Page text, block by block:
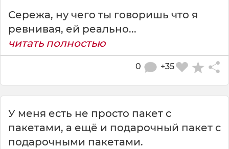
Сережа, ну чего ты говоришь что я
ревнивая, ей реально...
читать полностью
+35
0
У меня есть не просто пакет с
пакетами, а ещё и подарочный пакет с
подарочными пакетами.